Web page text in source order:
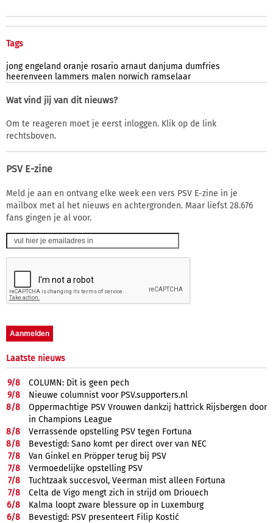
Tags
jong engeland oranje rosario arnaut danjuma dumfries
heerenveen lammers malen norwich ramselaar
Wat vind jij van dit nieuws?
Om te reageren moet je eerst inloggen. Klik op de link
rechtsboven.
PSV E-zine
Meld je aan en ontvang elke week een vers PSV E-zine in je
mailbox met al het nieuws en achtergronden. Maar liefst 28.676
fans gingen je al voor.
Laatste nieuws
9/8
COLUMN: Dit is geen pech
9/8
Nieuwe columnist voor PSV.supporters.nl
8/8
Oppermachtige PSV Vrouwen dankzij hattrick Rijsbergen door
in Champions League
8/8
Verrassende opstelling PSV tegen Fortuna
8/8
Bevestigd: Sano komt per direct over van NEC
7/8
Van Ginkel en Pröpper terug bij PSV
7/8
Vermoedelijke opstelling PSV
7/8
Tuchtzaak succesvol, Veerman mist alleen Fortuna
7/8
Celta de Vigo mengt zich in strijd om Driouech
6/8
Kalma loopt zware blessure op in Luxemburg
6/8
Bevestigd: PSV presenteert Filip Kostić